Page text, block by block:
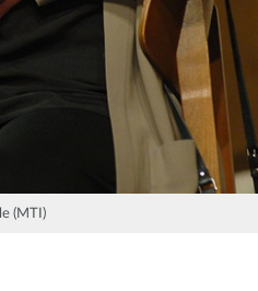
(MTI)